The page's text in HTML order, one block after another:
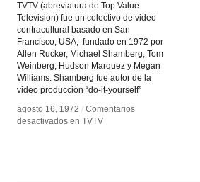
TVTV (abreviatura de Top Value
Television) fue un colectivo de video
contracultural basado en San
Francisco, USA, fundado en 1972 por
Allen Rucker, Michael Shamberg, Tom
Weinberg, Hudson Marquez y Megan
Williams. Shamberg fue autor de la
video producción “do-it-yourself”
agosto 16, 1972 / Comentarios
desactivados en TVTV
agosto 16, 1972 / Comentarios
desactivados en TVTV